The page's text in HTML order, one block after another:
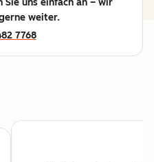
Sie uns einfach an – wir
weiter.
7768